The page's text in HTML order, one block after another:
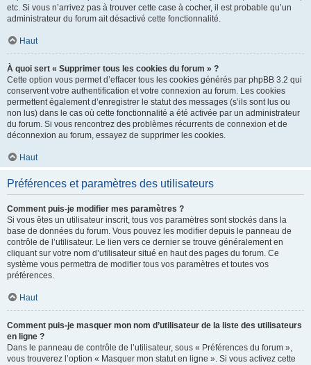
etc. Si vous n’arrivez pas à trouver cette case à cocher, il est probable qu’un
administrateur du forum ait désactivé cette fonctionnalité.
Haut
À quoi sert « Supprimer tous les cookies du forum » ?
Cette option vous permet d’effacer tous les cookies générés par phpBB 3.2 qui
conservent votre authentification et votre connexion au forum. Les cookies
permettent également d’enregistrer le statut des messages (s’ils sont lus ou
non lus) dans le cas où cette fonctionnalité a été activée par un administrateur
du forum. Si vous rencontrez des problèmes récurrents de connexion et de
déconnexion au forum, essayez de supprimer les cookies.
Haut
Préférences et paramètres des utilisateurs
Comment puis-je modifier mes paramètres ?
Si vous êtes un utilisateur inscrit, tous vos paramètres sont stockés dans la
base de données du forum. Vous pouvez les modifier depuis le panneau de
contrôle de l’utilisateur. Le lien vers ce dernier se trouve généralement en
cliquant sur votre nom d’utilisateur situé en haut des pages du forum. Ce
système vous permettra de modifier tous vos paramètres et toutes vos
préférences.
Haut
Comment puis-je masquer mon nom d’utilisateur de la liste des utilisateurs
en ligne ?
Dans le panneau de contrôle de l’utilisateur, sous « Préférences du forum »,
vous trouverez l’option « Masquer mon statut en ligne ». Si vous activez cette